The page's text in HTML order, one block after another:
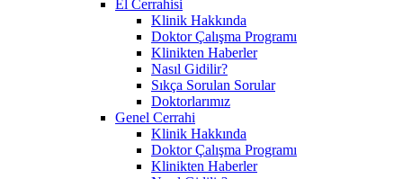
El Cerrahisi
Klinik Hakkında
Doktor Çalışma Programı
Klinikten Haberler
Nasıl Gidilir?
Sıkça Sorulan Sorular
Doktorlarımız
Genel Cerrahi
Klinik Hakkında
Doktor Çalışma Programı
Klinikten Haberler